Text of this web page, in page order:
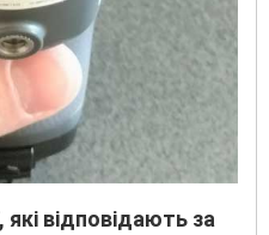
відповідають за